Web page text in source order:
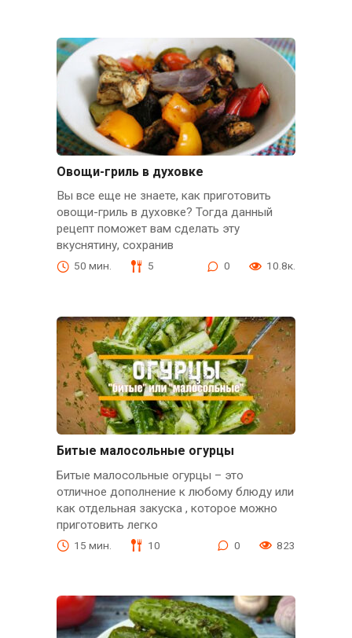
Овощи-гриль в духовке
Вы все еще не знаете, как приготовить
овощи-гриль в духовке? Тогда данный
рецепт поможет вам сделать эту
вкуснятину, сохранив
50 мин. 5 0 10.8к.
Битые малосольные огурцы
Битые малосольные огурцы – это
отличное дополнение к любому блюду или
как отдельная закуска , которое можно
приготовить легко
15 мин. 10 0 823